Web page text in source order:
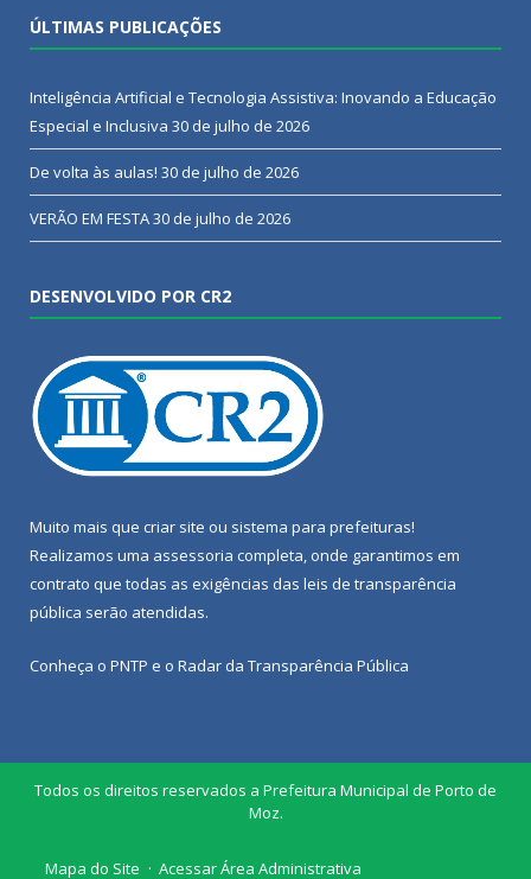
ÚLTIMAS PUBLICAÇÕES
Inteligência Artificial e Tecnologia Assistiva: Inovando a Educação
Especial e Inclusiva 30 de julho de 2026
De volta às aulas! 30 de julho de 2026
VERÃO EM FESTA30 de julho de 2026
DESENVOLVIDO POR CR2
Muito mais que criar site ou sistema para prefeituras!
Realizamos uma assessoria completa, onde garantimos em
contrato que todas as exigências das leis de transparência
pública serão atendidas.
Conheça o PNTP e o Radar da Transparência Pública
Todos os direitos reservados a Prefeitura Municipal de Porto de
Moz.
Mapa do Site Acessar Área Administrativa